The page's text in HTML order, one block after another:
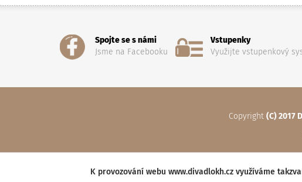
Spojte se s námi
Jsme na Facebooku
Vstupenky
Využijte vstupenkový
Copyright (C) 2017
K provozování webu www.divadlokh.cz využíváme